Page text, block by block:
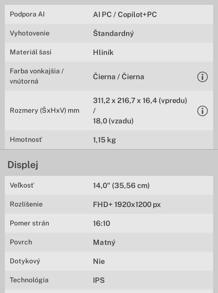
Podpora AI AI PC / Copilot+PC
Vyhotovenie Štandardný
Materiál šasi Hliník
Farba vonkajšia /
vnútorná
Čierna / Čierna
Rozmery (ŠxHxV) mm
311,2 x 216,7 x 16,4 (vpredu)
/
18,0 (vzadu)
Hmotnosť 1,15 kg
Displej
Veľkosť 14,0" (35,56 cm)
Rozlíšenie FHD+ 1920x1200 px
Pomer strán 16:10
Povrch Matný
Dotykový Nie
Technológia IPS